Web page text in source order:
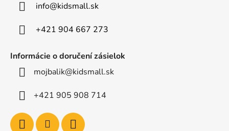
info@kidsmall.sk
+421 904 667 273
Informácie o doručení zásielok
mojbalik@kidsmall.sk
+421 905 908 714